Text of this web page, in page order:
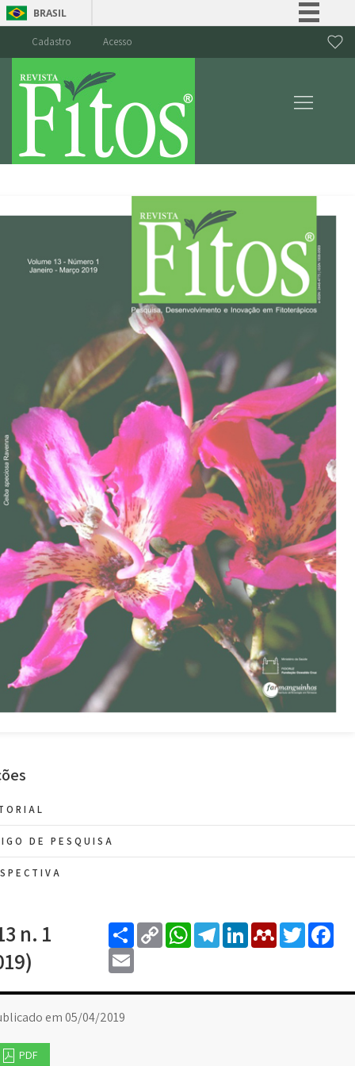
BRASIL
Canais
Cadastro Acesso
DE PESQUISA
n. 1
ShareCopy
LinkWhatsApp
Telegram
LinkedIn
Email
em 05/04/2019
PDF